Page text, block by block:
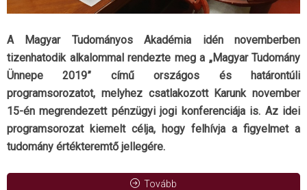
A Magyar Tudományos Akadémia idén novemberben
tizenhatodik alkalommal rendezte meg a „Magyar Tudomány
Ünnepe 2019” című országos és határontúli
programsorozatot, melyhez csatlakozott Karunk november
15-én megrendezett pénzügyi jogi konferenciája is. Az idei
programsorozat kiemelt célja, hogy felhívja a figyelmet a
tudomány értékteremtő jellegére.
Tovább